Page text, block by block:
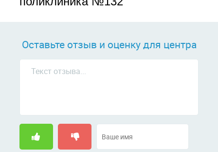
Оставьте отзыв и оценку для центра